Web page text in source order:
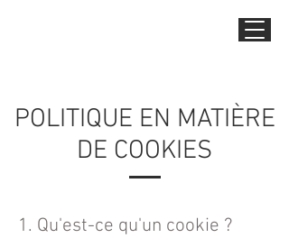
POLITIQUE EN MATIÈRE
DE COOKIES
1. Qu'est-ce qu'un cookie ?